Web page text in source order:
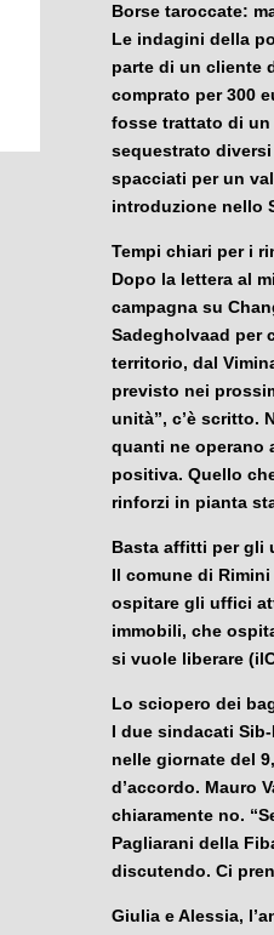
Borse taroccate:
Le indagini della
parte di un cliente
comprato per 300
fosse trattato di
sequestrato
spacciati per un
introduzione nello
Tempi chiari per i
Dopo la lettera al
campagna su
Sadegholvaad per
territorio, dal
previsto nei
unità”, c’è scritto.
quanti ne operano
positiva. Quello
rinforzi in pianta
Basta affitti per gli
Il comune di Rimini
ospitare gli uffici
immobili, che
si vuole liberare
Lo sciopero dei
I due sindacati
nelle giornate del
d’accordo. Mauro
chiaramente no.
Pagliarani della
discutendo. Ci
Giulia e Alessia,